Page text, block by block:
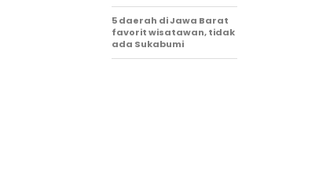
5 daerah di Jawa Barat
favorit wisatawan, tidak
ada Sukabumi